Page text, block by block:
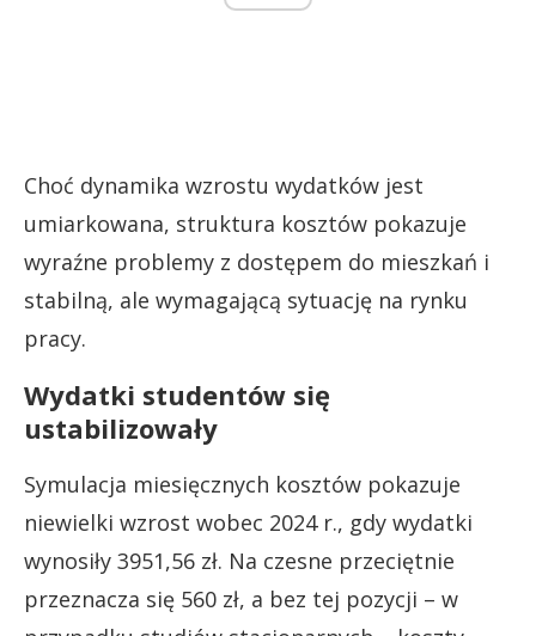
Choć dynamika wzrostu wydatków jest
umiarkowana, struktura kosztów pokazuje
wyraźne problemy z dostępem do mieszkań i
stabilną, ale wymagającą sytuację na rynku
pracy.
Wydatki studentów się
ustabilizowały
Symulacja miesięcznych kosztów pokazuje
niewielki wzrost wobec 2024 r., gdy wydatki
wynosiły 3951,56 zł. Na czesne przeciętnie
przeznacza się 560 zł, a bez tej pozycji – w